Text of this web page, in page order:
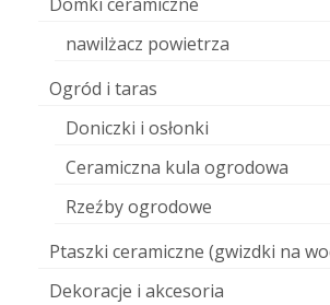
nawilżacz powietrza
Ogród i taras
Doniczki i osłonki
Ceramiczna kula ogrodowa
Rzeźby ogrodowe
Ptaszki ceramiczne (gwizdki na
Dekoracje i akcesoria